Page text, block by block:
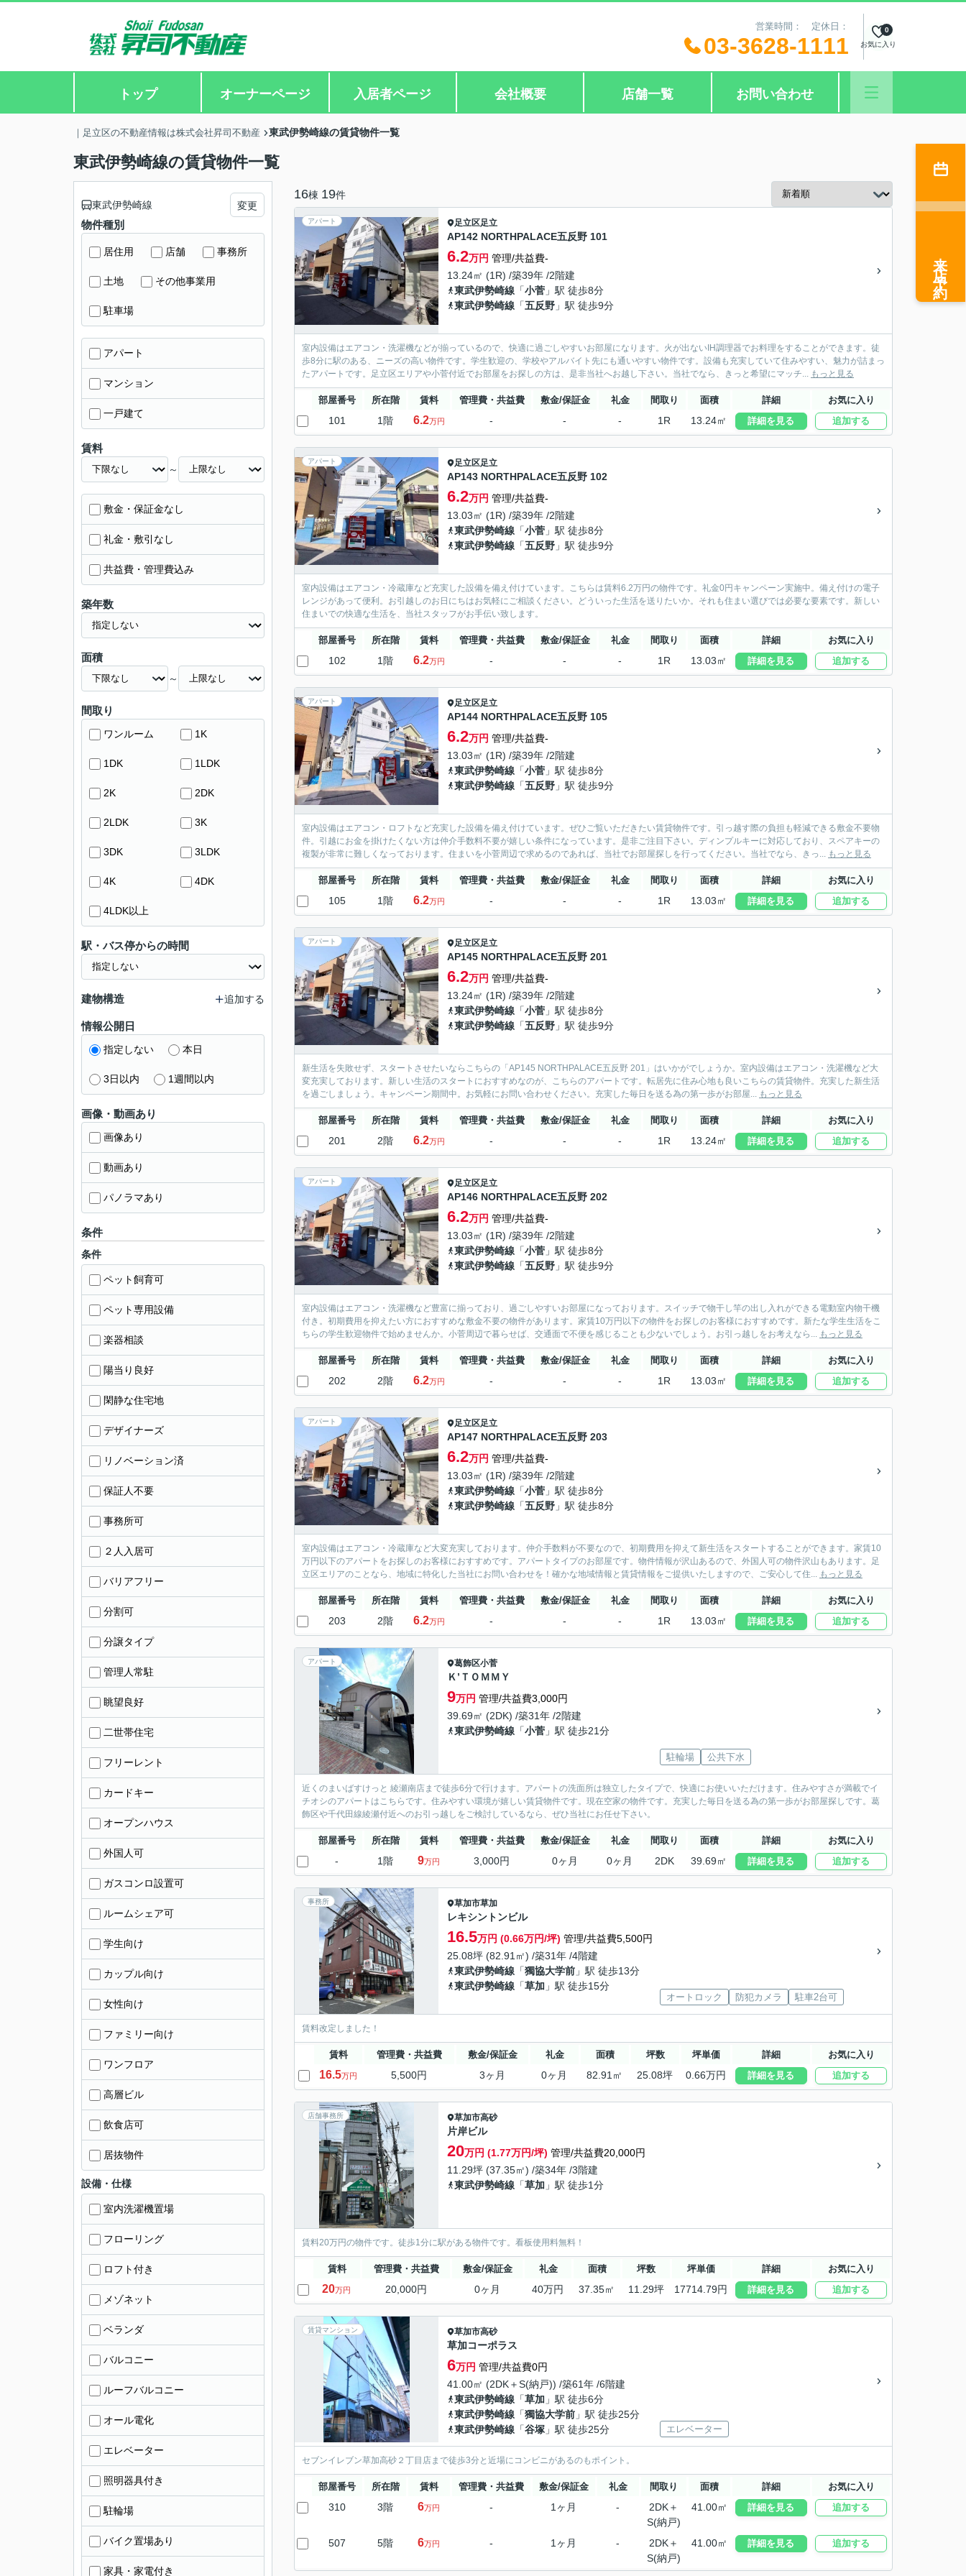
営業時間： 定休日：
03-3628-1111 お気に入り
0
トップ オーナーページ 入居者ページ 会社概要 店舗一覧 お問い合わせ
｜足立区の不動産情報は株式会社昇司不動産 東武伊勢崎線の賃貸物件一覧
東武伊勢崎線の賃貸物件一覧
16棟 19件
アパート 足立区足立
AP142 NORTHPALACE五反野 101
6.2万円 管理/共益費-
13.24㎡ (1R) /築39年 /2階建
東武伊勢崎線 「小菅 」駅 徒歩8分
東武伊勢崎線 「五反野 」駅 徒歩9分
室内設備はエアコン・洗濯機などが揃っているので、快適に過ごしやすいお部屋になります。火が出ないIH調理器でお料理をすることができます。徒
歩8分に駅のある、ニーズの高い物件です。学生歓迎の、学校やアルバイト先にも通いやすい物件です。設備も充実していて住みやすい、魅力が詰まっ
たアパートです。足立区エリアや小菅付近でお部屋をお探しの方は、是非当社へお越し下さい。当社でなら、きっと希望にマッチ... もっと見る
部屋番号 所在階 賃料 管理費・共益費 敷金/保証金 礼金 間取り 面積 詳細 お気に入り
101 1階 6.2万円 - - - 1R 13.24㎡ 詳細を見る 追加する
アパート 足立区足立
AP143 NORTHPALACE五反野 102
6.2万円 管理/共益費-
13.03㎡ (1R) /築39年 /2階建
東武伊勢崎線 「小菅 」駅 徒歩8分
東武伊勢崎線 「五反野 」駅 徒歩9分
室内設備はエアコン・冷蔵庫など充実した設備を備え付けています。こちらは賃料6.2万円の物件です。礼金0円キャンペーン実施中。備え付けの電子
レンジがあって便利。お引越しのお日にちはお気軽にご相談ください。どういった生活を送りたいか。それも住まい選びでは必要な要素です。新しい
住まいでの快適な生活を、当社スタッフがお手伝い致します。
部屋番号 所在階 賃料 管理費・共益費 敷金/保証金 礼金 間取り 面積 詳細 お気に入り
102 1階 6.2万円 - - - 1R 13.03㎡ 詳細を見る 追加する
アパート 足立区足立
AP144 NORTHPALACE五反野 105
6.2万円 管理/共益費-
13.03㎡ (1R) /築39年 /2階建
東武伊勢崎線 「小菅 」駅 徒歩8分
東武伊勢崎線 「五反野 」駅 徒歩9分
室内設備はエアコン・ロフトなど充実した設備を備え付けています。ぜひご覧いただきたい賃貸物件です。引っ越す際の負担も軽減できる敷金不要物
件。引越にお金を掛けたくない方は仲介手数料不要が嬉しい条件になっています。是非ご注目下さい。ディンプルキーに対応しており、スペアキーの
複製が非常に難しくなっております。住まいを小菅周辺で求めるのであれば、当社でお部屋探しを行ってください。当社でなら、きっ... もっと見る
部屋番号 所在階 賃料 管理費・共益費 敷金/保証金 礼金 間取り 面積 詳細 お気に入り
105 1階 6.2万円 - - - 1R 13.03㎡ 詳細を見る 追加する
アパート 足立区足立
AP145 NORTHPALACE五反野 201
6.2万円 管理/共益費-
13.24㎡ (1R) /築39年 /2階建
東武伊勢崎線 「小菅 」駅 徒歩8分
東武伊勢崎線 「五反野 」駅 徒歩9分
新生活を失敗せず、スタートさせたいならこちらの「AP145 NORTHPALACE五反野 201」はいかがでしょうか。室内設備はエアコン・洗濯機など大
変充実しております。新しい生活のスタートにおすすめなのが、こちらのアパートです。転居先に住み心地も良いこちらの賃貸物件。充実した新生活
を過ごしましょう。キャンペーン期間中。お気軽にお問い合わせください。充実した毎日を送る為の第一歩がお部屋... もっと見る
部屋番号 所在階 賃料 管理費・共益費 敷金/保証金 礼金 間取り 面積 詳細 お気に入り
201 2階 6.2万円 - - - 1R 13.24㎡ 詳細を見る 追加する
アパート 足立区足立
AP146 NORTHPALACE五反野 202
6.2万円 管理/共益費-
13.03㎡ (1R) /築39年 /2階建
東武伊勢崎線 「小菅 」駅 徒歩8分
東武伊勢崎線 「五反野 」駅 徒歩9分
室内設備はエアコン・洗濯機など豊富に揃っており、過ごしやすいお部屋になっております。スイッチで物干し竿の出し入れができる電動室内物干機
付き。初期費用を抑えたい方におすすめな敷金不要の物件があります。家賃10万円以下の物件をお探しのお客様におすすめです。新たな学生生活をこ
ちらの学生歓迎物件で始めませんか。小菅周辺で暮らせば、交通面で不便を感じることも少ないでしょう。お引っ越しをお考えなら... もっと見る
部屋番号 所在階 賃料 管理費・共益費 敷金/保証金 礼金 間取り 面積 詳細 お気に入り
202 2階 6.2万円 - - - 1R 13.03㎡ 詳細を見る 追加する
アパート 足立区足立
AP147 NORTHPALACE五反野 203
6.2万円 管理/共益費-
13.03㎡ (1R) /築39年 /2階建
東武伊勢崎線 「小菅 」駅 徒歩8分
東武伊勢崎線 「五反野 」駅 徒歩8分
室内設備はエアコン・冷蔵庫など大変充実しております。仲介手数料が不要なので、初期費用を抑えて新生活をスタートすることができます。家賃10
万円以下のアパートをお探しのお客様におすすめです。アパートタイプのお部屋です。物件情報が沢山あるので、外国人可の物件沢山もあります。足
立区エリアのことなら、地域に特化した当社にお問い合わせを！確かな地域情報と賃貸情報をご提供いたしますので、ご安心して住... もっと見る
部屋番号 所在階 賃料 管理費・共益費 敷金/保証金 礼金 間取り 面積 詳細 お気に入り
203 2階 6.2万円 - - - 1R 13.03㎡ 詳細を見る 追加する
アパート 葛飾区小菅
Ｋ’ＴＯＭＭＹ
9万円 管理/共益費3,000円
39.69㎡ (2DK) /築31年 /2階建
東武伊勢崎線 「小菅 」駅 徒歩21分
駐輪場 公共下水
近くのまいばすけっと 綾瀬南店まで徒歩6分で行けます。アパートの洗面所は独立したタイプで、快適にお使いいただけます。住みやすさが満載でイ
チオシのアパートはこちらです。住みやすい環境が嬉しい賃貸物件です。現在空家の物件です。充実した毎日を送る為の第一歩がお部屋探しです。葛
飾区や千代田線綾瀬付近へのお引っ越しをご検討しているなら、ぜひ当社にお任せ下さい。
部屋番号 所在階 賃料 管理費・共益費 敷金/保証金 礼金 間取り 面積 詳細 お気に入り
- 1階 9万円 3,000円 0ヶ月 0ヶ月 2DK 39.69㎡ 詳細を見る 追加する
事務所 草加市草加
レキシントンビル
16.5万円 (0.66万円/坪) 管理/共益費5,500円
25.08坪 (82.91㎡) /築31年 /4階建
東武伊勢崎線 「獨協大学前 」駅 徒歩13分
東武伊勢崎線 「草加 」駅 徒歩15分
オートロック 防犯カメラ 駐車2台可
賃料改定しました！
賃料 管理費・共益費 敷金/保証金 礼金 面積 坪数 坪単価 詳細 お気に入り
16.5万円 5,500円 3ヶ月 0ヶ月 82.91㎡ 25.08坪 0.66万円 詳細を見る 追加する
店舗事務所 草加市高砂
片岸ビル
20万円 (1.77万円/坪) 管理/共益費20,000円
11.29坪 (37.35㎡) /築34年 /3階建
東武伊勢崎線 「草加 」駅 徒歩1分
賃料20万円の物件です。徒歩1分に駅がある物件です。看板使用料無料！
賃料 管理費・共益費 敷金/保証金 礼金 面積 坪数 坪単価 詳細 お気に入り
20万円 20,000円 0ヶ月 40万円 37.35㎡ 11.29坪 17714.79円 詳細を見る 追加する
賃貸マンション 草加市高砂
草加コーポラス
6万円 管理/共益費0円
41.00㎡ (2DK＋S(納戸)) /築61年 /6階建
東武伊勢崎線 「草加 」駅 徒歩6分
東武伊勢崎線 「獨協大学前 」駅 徒歩25分
東武伊勢崎線 「谷塚 」駅 徒歩25分 エレベーター
セブンイレブン草加高砂２丁目店まで徒歩3分と近場にコンビニがあるのもポイント。
部屋番号 所在階 賃料 管理費・共益費 敷金/保証金 礼金 間取り 面積 詳細 お気に入り
310 3階 6万円 - 1ヶ月 -
2DK＋
S(納戸)
41.00㎡ 詳細を見る 追加する
507 5階 6万円 - 1ヶ月 -
2DK＋
S(納戸)
41.00㎡ 詳細を見る 追加する
東武伊勢崎線 変更
物件種別
居住用 店舗 事務所
土地 その他事業用
駐車場
アパート
マンション
一戸建て
賃料
～
敷金・保証金なし
礼金・敷引なし
共益費・管理費込み
築年数
面積
～
間取り
ワンルーム 1K
1DK 1LDK
2K 2DK
2LDK 3K
3DK 3LDK
4K 4DK
4LDK以上
駅・バス停からの時間
建物構造 追加する
情報公開日
指定しない 本日
3日以内 1週間以内
画像・動画あり
画像あり
動画あり
パノラマあり
条件
条件
ペット飼育可
ペット専用設備
楽器相談
陽当り良好
閑静な住宅地
デザイナーズ
リノベーション済
保証人不要
事務所可
２人入居可
バリアフリー
分割可
分譲タイプ
管理人常駐
眺望良好
二世帯住宅
フリーレント
カードキー
オープンハウス
外国人可
ガスコンロ設置可
ルームシェア可
学生向け
カップル向け
女性向け
ファミリー向け
ワンフロア
高層ビル
飲食店可
居抜物件
設備・仕様
室内洗濯機置場
フローリング
ロフト付き
メゾネット
ベランダ
バルコニー
ルーフバルコニー
オール電化
エレベーター
照明器具付き
駐輪場
バイク置場あり
家具・家電付き
来店予約